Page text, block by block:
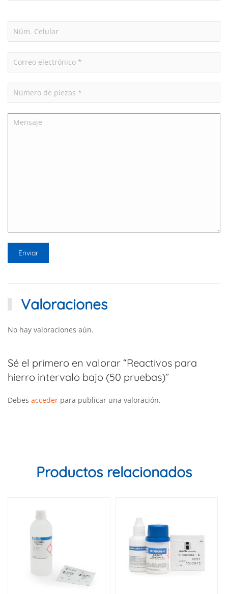
Valoraciones
No hay valoraciones aún.
Sé el primero en valorar “Reactivos para
hierro intervalo bajo (50 pruebas)”
Debes acceder para publicar una valoración.
Productos relacionados